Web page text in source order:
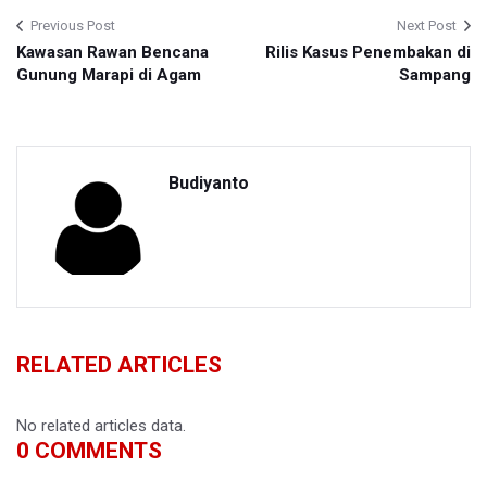
Previous Post
Kawasan Rawan Bencana
Gunung Marapi di Agam
Next Post
Rilis Kasus Penembakan di
Sampang
Budiyanto
RELATED ARTICLES
No related articles data.
0 COMMENTS